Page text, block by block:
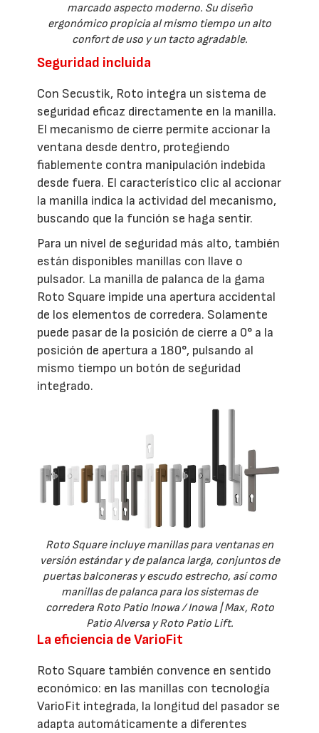
marcado aspecto moderno. Su diseño
ergonómico propicia al mismo tiempo un alto
confort de uso y un tacto agradable.
Seguridad incluida
Con Secustik, Roto integra un sistema de
seguridad eficaz directamente en la manilla.
El mecanismo de cierre permite accionar la
ventana desde dentro, protegiendo
fiablemente contra manipulación indebida
desde fuera. El característico clic al accionar
la manilla indica la actividad del mecanismo,
buscando que la función se haga sentir.
Para un nivel de seguridad más alto, también
están disponibles manillas con llave o
pulsador. La manilla de palanca de la gama
Roto Square impide una apertura accidental
de los elementos de corredera. Solamente
puede pasar de la posición de cierre a 0° a la
posición de apertura a 180°, pulsando al
mismo tiempo un botón de seguridad
integrado.
Roto Square incluye manillas para ventanas en
versión estándar y de palanca larga, conjuntos de
puertas balconeras y escudo estrecho, así como
manillas de palanca para los sistemas de
corredera Roto Patio Inowa / Inowa | Max, Roto
Patio Alversa y Roto Patio Lift.
La eficiencia de VarioFit
Roto Square también convence en sentido
económico: en las manillas con tecnología
VarioFit integrada, la longitud del pasador se
adapta automáticamente a diferentes